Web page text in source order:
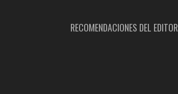
RECOMENDACIONES DEL EDITOR